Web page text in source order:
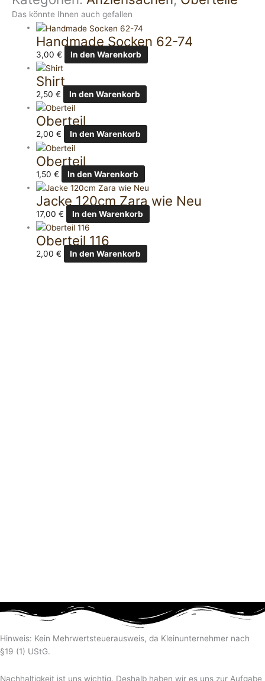
Das könnte Ihnen auch gefallen
Handmade Socken 62-74
3,00€ In den Warenkorb
Shirt
2,50€ In den Warenkorb
Oberteil
2,00€ In den Warenkorb
Oberteil
1,50€ In den Warenkorb
Jacke 120cm Zara wie Neu
17,00€ In den Warenkorb
Oberteil 116
2,00€ In den Warenkorb
Hinweis: Kein Mehrwertsteuerausweis, da Kleinunternehmer nach
§19 (1) UStG.
Nachhaltigkeit ist uns wichtig. Deshalb haben wir es uns zur Aufgabe